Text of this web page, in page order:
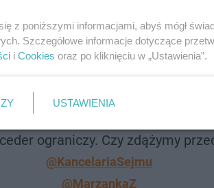
w drodze uchwały, mogłaby
zwierząt związanym z
złożony przez
ograniczy. Czy zdążymy
@KancelariaSejmu
@MarzankaZ
z poniższymi informacjami, abyś mógł
Szczegółowe informacje dotyczące
i Cookies oraz po kliknięciu w „Ustawienia”.
USTAWIENIA